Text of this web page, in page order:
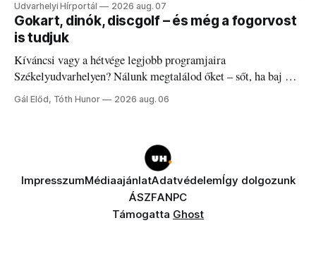
Udvarhelyi Hírportál 2026 aug. 07
Gokart, dinók, discgolf – és még a fogorvost
is tudjuk
Kíváncsi vagy a hétvége legjobb programjaira
Székelyudvarhelyen? Nálunk megtalálod őket – sőt, ha baj van
a fogaddal, a fogorvosi ügyeletet is!
Gál Előd, Tóth Hunor 2026 aug. 06
ImpresszumMédiaajánlatAdatvédelemÍgy dolgozunk
ÁSZFANPC
Támogatta Ghost